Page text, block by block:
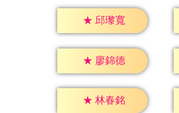
★ 邱瓈寬
★ 廖錦德
★ 林春銘